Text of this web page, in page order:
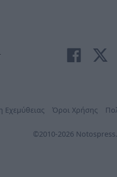
Εχεμύθειας Όροι Χρήσης
©2010-2026